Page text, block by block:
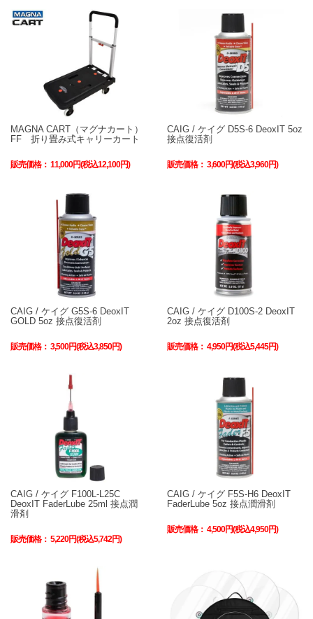
MAGNA CART（マグナカート）
FF 折り畳み式キャリーカート
販売価格： 11,000円(税込12,100円)
CAIG / ケイグ D5S-6 DeoxIT 5oz
接点復活剤
販売価格： 3,600円(税込3,960円)
CAIG / ケイグ G5S-6 DeoxIT
GOLD 5oz 接点復活剤
販売価格： 3,500円(税込3,850円)
CAIG / ケイグ D100S-2 DeoxIT
2oz 接点復活剤
販売価格： 4,950円(税込5,445円)
CAIG / ケイグ F100L-L25C
DeoxIT FaderLube 25ml 接点潤
滑剤
販売価格： 5,220円(税込5,742円)
CAIG / ケイグ F5S-H6 DeoxIT
FaderLube 5oz 接点潤滑剤
販売価格： 4,500円(税込4,950円)